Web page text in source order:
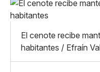
Linkedin
X
Whatsapp
Copiar enlace
El cenote recibe
habitantes / Efraín